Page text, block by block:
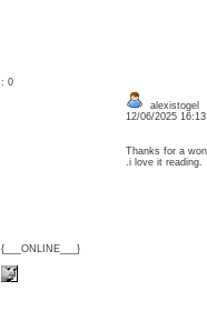
: 0
{___ONLINE___}
alexistogel
12/06/2025
Thanks for a
.i love it